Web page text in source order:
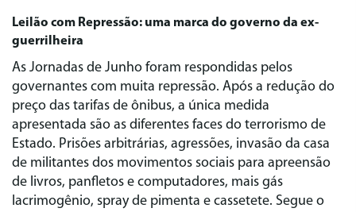
Leilão com Repressão: uma marca do governo da ex-
guerrilheira
As Jornadas de Junho foram respondidas pelos
governantes com muita repressão. Após a redução do
preço das tarifas de ônibus, a única medida
apresentada são as diferentes faces do terrorismo de
Estado. Prisões arbitrárias, agressões, invasão da casa
de militantes dos movimentos sociais para apreensão
de livros, panfletos e computadores, mais gás
lacrimogênio, spray de pimenta e cassetete. Segue o